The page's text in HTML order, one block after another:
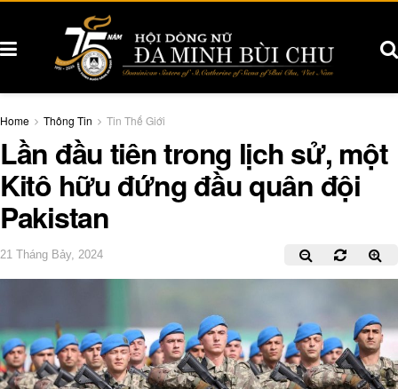
Home Thông Tin Tin Thế Giới
Lần đầu tiên trong lịch sử, một
Kitô hữu đứng đầu quân đội
Pakistan
21 Tháng Bảy, 2024